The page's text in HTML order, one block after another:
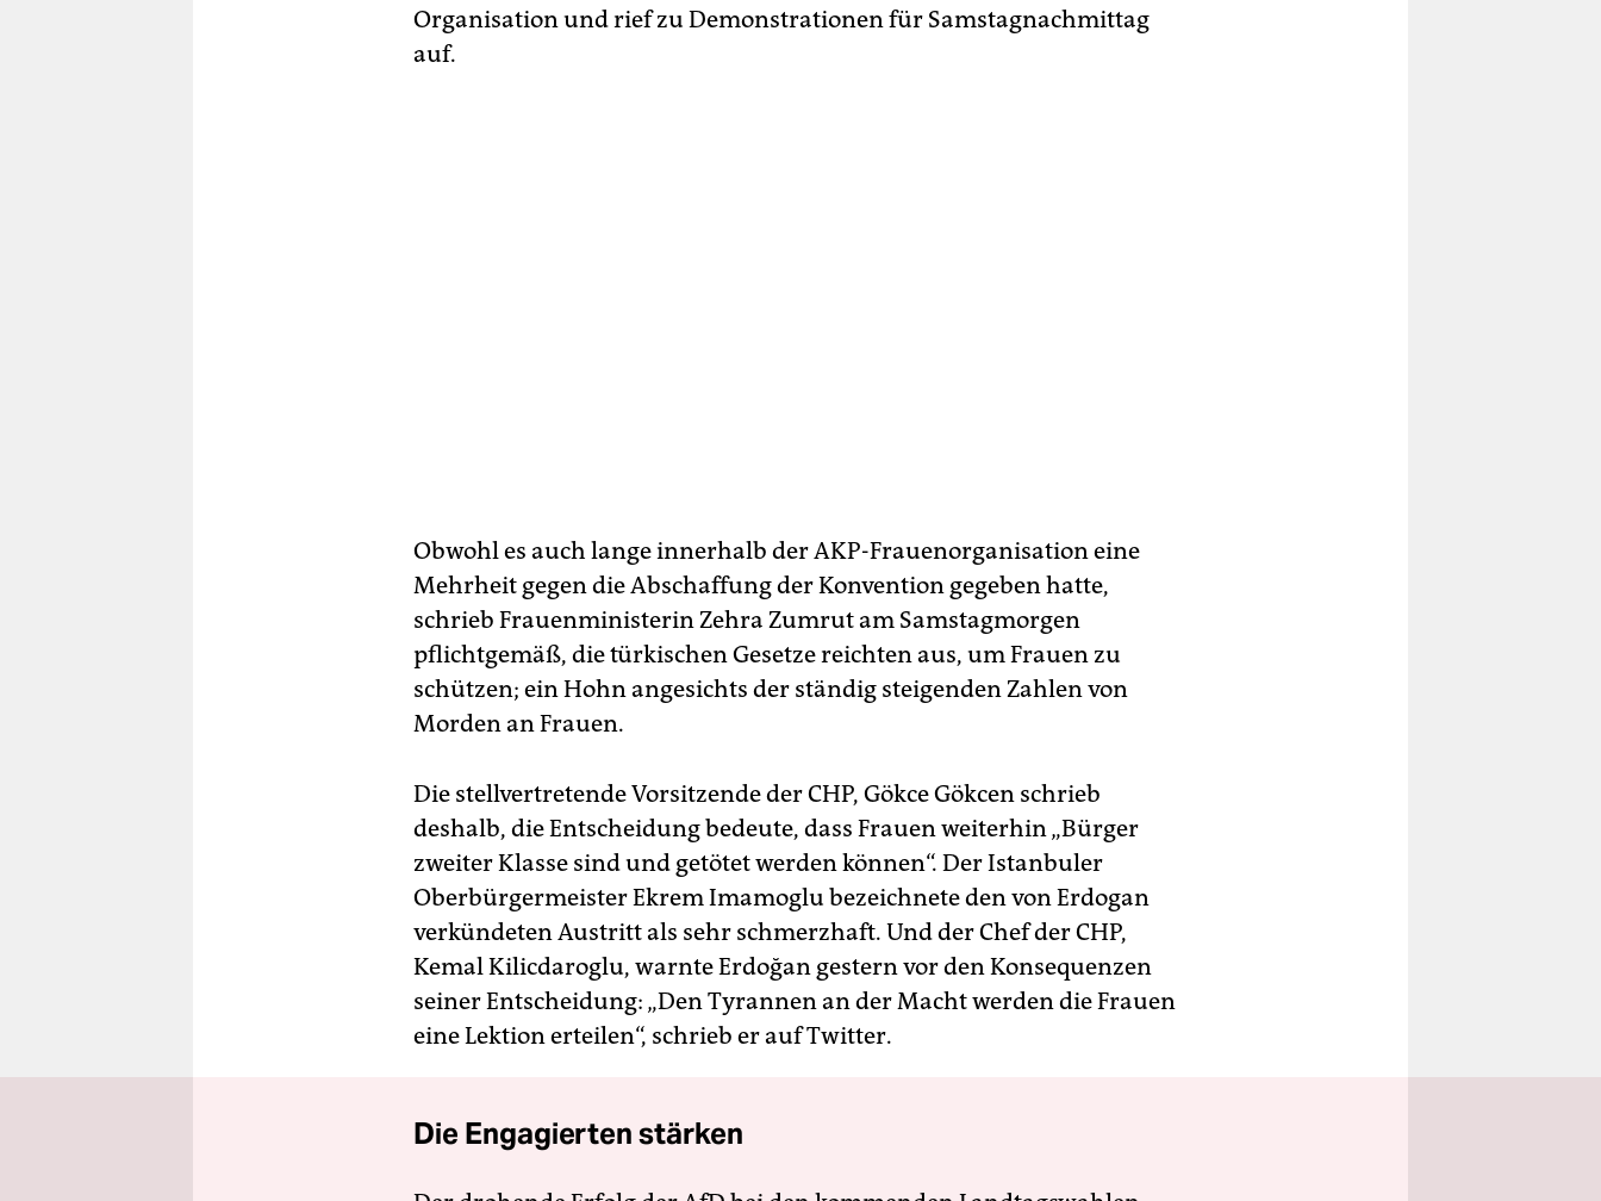
Organisation und rief zu Demonstrationen für Samstagnachmittag
auf.
Obwohl es auch lange innerhalb der AKP-Frauenorganisation eine
Mehrheit gegen die Abschaffung der Konvention gegeben hatte,
schrieb Frauenministerin Zehra Zumrut am Samstagmorgen
pflichtgemäß, die türkischen Gesetze reichten aus, um Frauen zu
schützen; ein Hohn angesichts der ständig steigenden Zahlen von
Morden an Frauen.
Die stellvertretende Vorsitzende der CHP, Gökce Gökcen schrieb
deshalb, die Entscheidung bedeute, dass Frauen weiterhin „Bürger
zweiter Klasse sind und getötet werden können“. Der Istanbuler
Oberbürgermeister Ekrem Imamoglu bezeichnete den von Erdogan
verkündeten Austritt als sehr schmerzhaft. Und der Chef der CHP,
Kemal Kilicdaroglu, warnte Erdoğan gestern vor den Konsequenzen
seiner Entscheidung: „Den Tyrannen an der Macht werden die Frauen
eine Lektion erteilen“, schrieb er auf Twitter.
Die Engagierten stärken